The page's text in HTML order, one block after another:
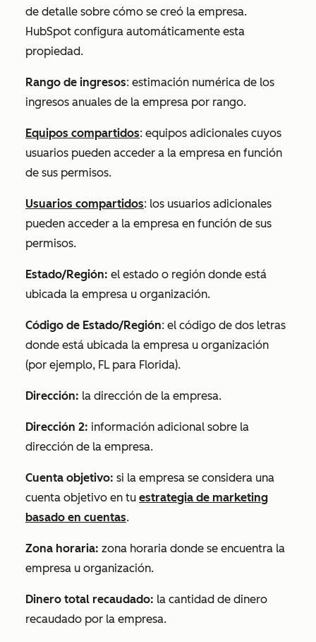
de detalle sobre cómo se creó la empresa.
HubSpot configura automáticamente esta
propiedad.
Rango de ingresos: estimación numérica de los
ingresos anuales de la empresa por rango.
Equipos compartidos: equipos adicionales cuyos
usuarios pueden acceder a la empresa en función
de sus permisos.
Usuarios compartidos: los usuarios adicionales
pueden acceder a la empresa en función de sus
permisos.
Estado/Región: el estado o región donde está
ubicada la empresa u organización.
Código de Estado/Región: el código de dos letras
donde está ubicada la empresa u organización
(por ejemplo, FL para Florida).
Dirección: la dirección de la empresa.
Dirección 2: información adicional sobre la
dirección de la empresa.
Cuenta objetivo: si la empresa se considera una
cuenta objetivo en tu estrategia de marketing
basado en cuentas.
Zona horaria: zona horaria donde se encuentra la
empresa u organización.
Dinero total recaudado: la cantidad de dinero
recaudado por la empresa.